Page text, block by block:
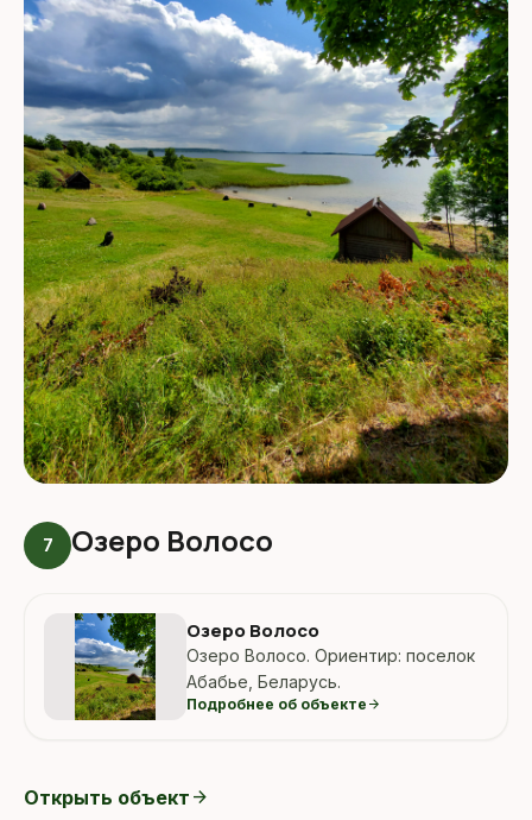
7 Озеро Волосо
Озеро Волосо
Озеро Волосо. Ориентир: поселок
Абабье, Беларусь.
Подробнее об объекте arrow_forward
Открыть объект arrow_forward